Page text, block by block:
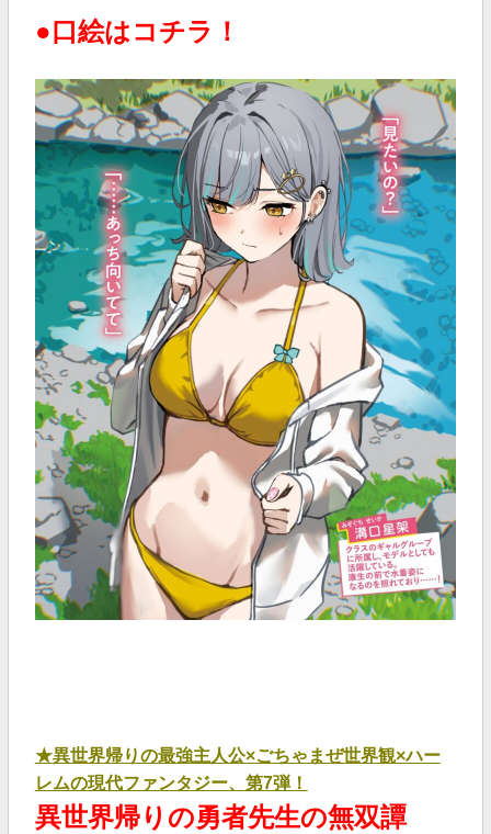
●口絵はコチラ！
★異世界帰りの最強主人公×ごちゃまぜ世界観×ハー
レムの現代ファンタジー、 第7弾！
異世界帰りの勇者先生の無双譚